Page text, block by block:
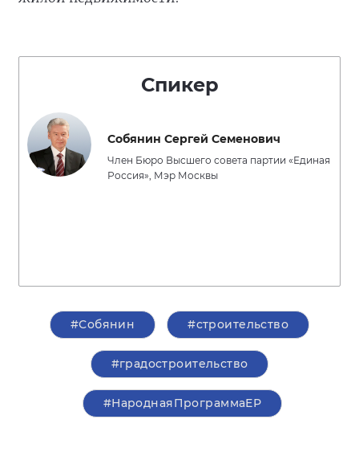
Спикер
Собянин Сергей Семенович
Член Бюро Высшего совета партии «Единая
Россия», Мэр Москвы
#Собянин #строительство
#градостроительство
#НароднаяПрограммаЕР